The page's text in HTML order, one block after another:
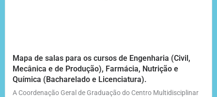
Mapa de salas para os cursos de Engenharia (Civil,
Mecânica e de Produção), Farmácia, Nutrição e
Química (Bacharelado e Licenciatura).
A Coordenação Geral de Graduação do Centro Multidisciplinar